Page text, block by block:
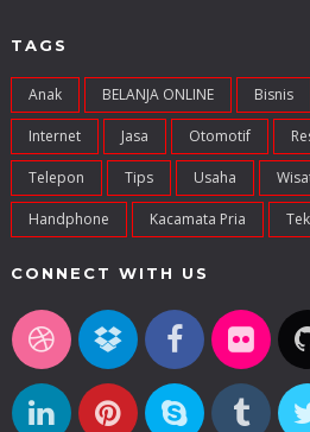
TAGS
Anak BELANJA ONLINE Bisnis
Internet Jasa Otomotif
Telepon Tips Usaha
Handphone Kacamata Pria
CONNECT WITH US